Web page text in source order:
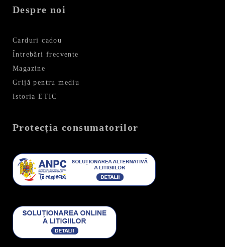
Despre noi
Carduri cadou
Întrebări frecvente
Magazine
Grijă pentru mediu
Istoria ETIC
Protecția consumatorilor